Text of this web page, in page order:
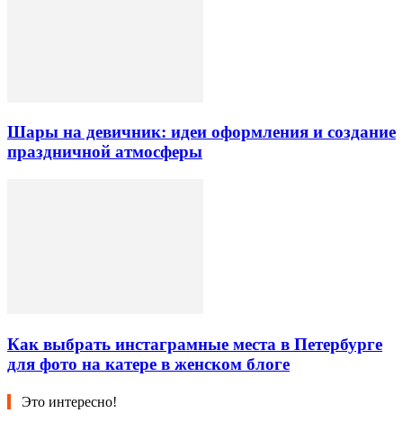
Шары на девичник: идеи оформления и создание
праздничной атмосферы
Как выбрать инстаграмные места в Петербурге
для фото на катере в женском блоге
Это интересно!